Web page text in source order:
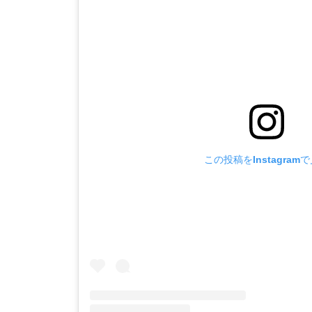
この投稿をInstagramで